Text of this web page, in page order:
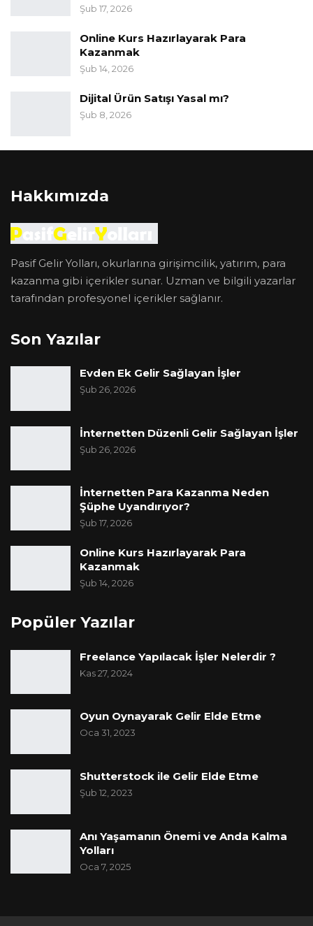
Şub 17, 2026
Online Kurs Hazırlayarak Para
Kazanmak
Şub 14, 2026
Dijital Ürün Satışı Yasal mı?
Şub 8, 2026
Hakkımızda
Pasif Gelir Yolları, okurlarına girişimcilik, yatırım, para
kazanma gibi içerikler sunar. Uzman ve bilgili yazarlar
tarafından profesyonel içerikler sağlanır.
Son Yazılar
Evden Ek Gelir Sağlayan İşler
Şub 26, 2026
İnternetten Düzenli Gelir Sağlayan İşler
Şub 26, 2026
İnternetten Para Kazanma Neden
Şüphe Uyandırıyor?
Şub 17, 2026
Online Kurs Hazırlayarak Para
Kazanmak
Şub 14, 2026
Popüler Yazılar
Freelance Yapılacak İşler Nelerdir ?
Kas 27, 2024
Oyun Oynayarak Gelir Elde Etme
Oca 31, 2023
Shutterstock ile Gelir Elde Etme
Şub 12, 2023
Anı Yaşamanın Önemi ve Anda Kalma
Yolları
Oca 7, 2025